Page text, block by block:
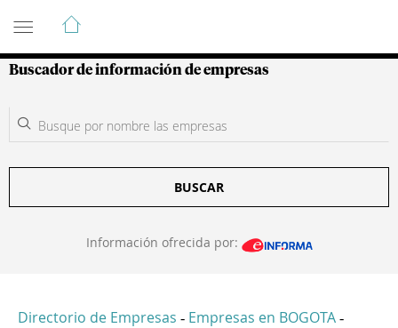
Guía de Empresas Colombianas
Buscador de información de empresas
BUSCAR
Información ofrecida por:
Directorio de Empresas - Empresas en BOGOTA -